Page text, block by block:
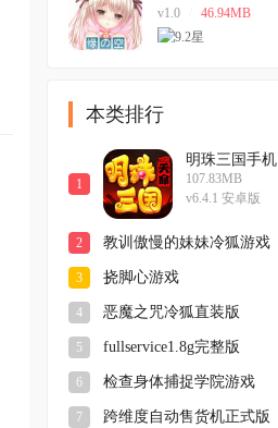
v1.0 46.94MB
本类排行
1
明珠三国手机
版
107.83MB
v6.4.1 安卓版
2 教训傲慢的妹妹冷狐游戏
3 挠脚心游戏
4 恶魔之咒冷狐直装版
5 fullservice1.8g完整版
6 检查身体捕捉学院游戏
7 跨维度自动售货机正式版